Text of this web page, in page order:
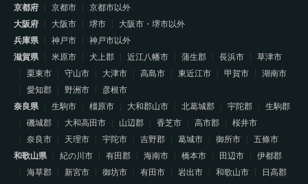
京都府
京都市
京都市以外
大阪府
大阪市 堺市
大阪市・堺市以外
兵庫県
神戸市
神戸市以外
滋賀県
米原市 犬上郡 近江八幡市 蒲生郡 長浜市
草津市
栗東市
守山市 大津市 高島市 東近江市 甲賀市
湖南市
愛知郡
野洲市
彦根市
奈良県
生駒市 橿原市 大和郡山市 北葛城郡 宇陀郡
生駒郡
磯城郡
大和高田市 山辺郡 香芝市 高市郡
桜井市
奈良市
天理市 宇陀市 吉野郡 葛城市 御所市
五條市
和歌山県
紀の川市 有田郡 海南市 橋本市 田辺市
伊都郡
海草郡
新宮市 御坊市 有田市 岩出市 和歌山市
日高郡